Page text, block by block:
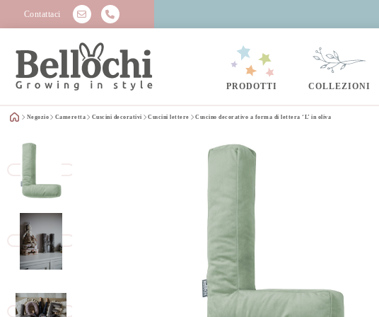
Contattaci
PRODOTTI COLLEZIONI
Negozio Cameretta Cuscini decorativi Cuscini lettere Cuscino decorativo a forma di lettera ‘L’ in oliva